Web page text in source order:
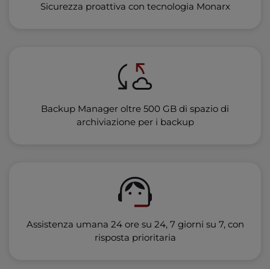
Sicurezza proattiva con tecnologia Monarx
Backup Manager oltre 500 GB di spazio di
archiviazione per i backup
Assistenza umana 24 ore su 24, 7 giorni su 7, con
risposta prioritaria